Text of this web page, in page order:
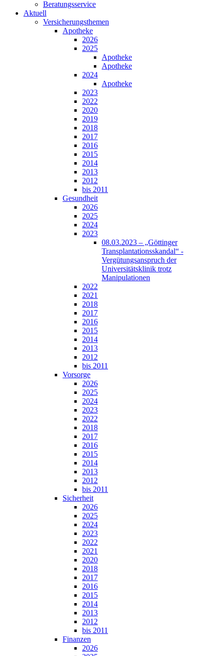
Beratungsservice
Aktuell
Versicherungsthemen
Apotheke
2026
2025
Apotheke
Apotheke
2024
Apotheke
2023
2022
2020
2019
2018
2017
2016
2015
2014
2013
2012
bis 2011
Gesundheit
2026
2025
2024
2023
08.03.2023 – „Göttinger
Transplantationsskandal“ -
Vergütungsanspruch der
Universitätsklinik trotz
Manipulationen
2022
2021
2018
2017
2016
2015
2014
2013
2012
bis 2011
Vorsorge
2026
2025
2024
2023
2022
2018
2017
2016
2015
2014
2013
2012
bis 2011
Sicherheit
2026
2025
2024
2023
2022
2021
2020
2018
2017
2016
2015
2014
2013
2012
bis 2011
Finanzen
2026